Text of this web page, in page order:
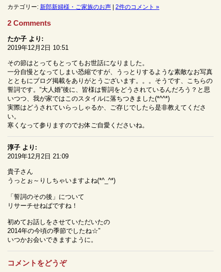
カテゴリー: 新郎新婦様・ご家族のお声 2件のコメント »
2 Comments
たか子 より:
2019年12月2日 10:51
その節はとってもとってもお世話になりました。
一分自慢となってしまい恐縮ですが、うっとりするような素敵なお写真
とともにブログ掲載をありがとうございます。。。そうです、こちらの
誓詞です。“大人婚”後に、皆様は誓詞をどうされているんだろう？と思
いつつ、我が家ではこのスタイルに落ちつきました(*^^*)
実際はどうされていらっしゃるか、ご存じでしたら是非教えてくださ
い。
寒くなって参りますのでお体ご自愛くださいね。
淳子 より:
2019年12月2日 21:09
貴子さん
うっとぉ～りしちゃいますよね(*^_^*)
「誓詞のその後」について
リサーチせねばですね！
初めてお話しをさせていただいたの
2014年の今頃の季節でしたね☆”
いつかお会いできますように。
コメントをどうぞ